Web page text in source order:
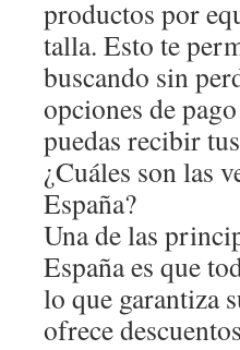
productos por
talla. Esto te
buscando sin
opciones de
puedas recibir
¿Cuáles son las
España?
Una de las
España es que
lo que garantiza
ofrece